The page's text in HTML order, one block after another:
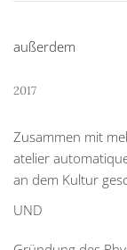
außerdem
2017
Zusammen mit
atelier
an dem Kultur
UND